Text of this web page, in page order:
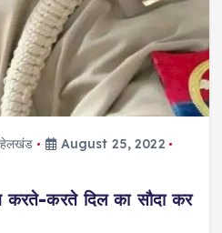
August 25, 2022
करते-करते दिल का सौदा कर